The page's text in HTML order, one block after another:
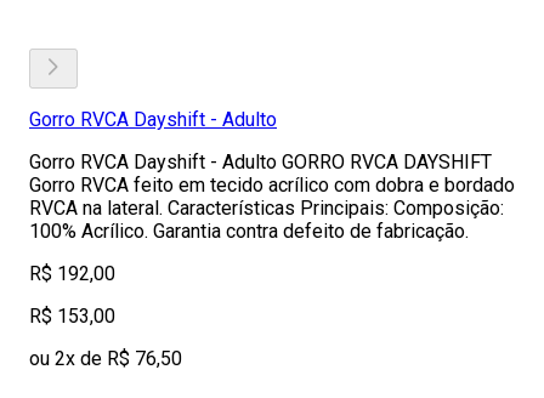
Gorro RVCA Dayshift - Adulto
Gorro RVCA Dayshift - Adulto GORRO RVCA DAYSHIFT
Gorro RVCA feito em tecido acrílico com dobra e bordado
RVCA na lateral. Características Principais: Composição:
100% Acrílico. Garantia contra defeito de fabricação.
R$ 192,00
R$ 153,00
ou 2x de R$ 76,50